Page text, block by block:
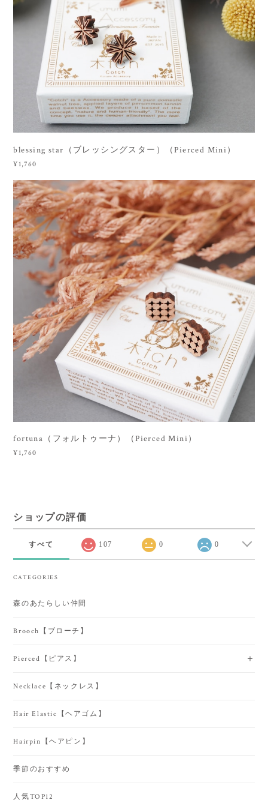
blessing star（ブレッシングスター）（Pierced Mini）
¥1,760
fortuna（フォルトゥーナ）（Pierced Mini）
¥1,760
ショップの評価
すべて 107 0 0
CATEGORIES
森のあたらしい仲間
Brooch【ブローチ】
Pierced【ピアス】
Necklace【ネックレス】
Hair Elastic【ヘアゴム】
Hairpin【ヘアピン】
季節のおすすめ
人気TOP12